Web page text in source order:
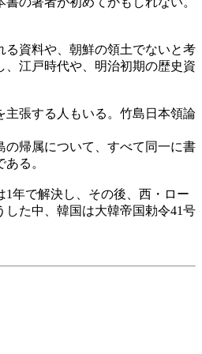
資料や、朝鮮の領土でないと考
江戸時代や、明治初期の歴史資
張する人もいる。竹島日本領論
帰属について、すべて同一に書
る。
年で解決し、その後、西・ロー
た中、韓国は大韓帝国勅令41号